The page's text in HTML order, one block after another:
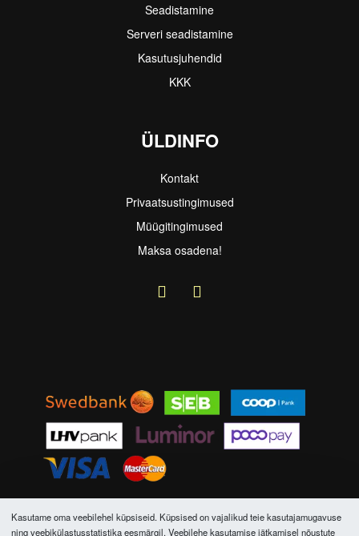
Seadistamine
Serveri seadistamine
Kasutusjuhendid
KKK
ÜLDINFO
Kontakt
Privaatsustingimused
Müügitingimused
Maksa osadena!
AVENTOR OÜ © 2026. Kõik õigused kaitstud.
Kasutame oma veebilehel küpsiseid. Küpsised on vajalikud teie kasutajamugavuse
ning veebikülastusstatistika eesmärgil. Veebilehe kasutamise jätkamisel nõustute